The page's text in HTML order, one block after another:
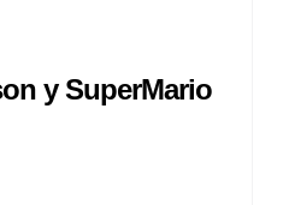
y SuperMario